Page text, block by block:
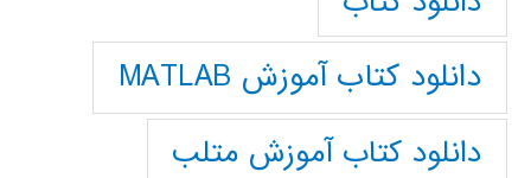
دانلود کتاب آموزش MATLAB
دانلود کتاب آموزش متلب